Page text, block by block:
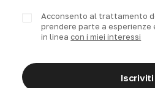
Acconsento al trattamento
prendere parte a esperienze
in lineacon i miei interessi